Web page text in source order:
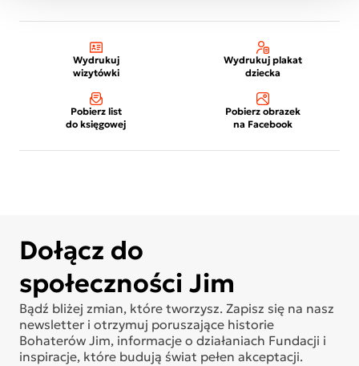
Wydrukuj
wizytówki
Wydrukuj plakat
dziecka
Pobierz list
do księgowej
Pobierz obrazek
na Facebook
Dołącz do
społeczności Jim
Bądź bliżej zmian, które tworzysz. Zapisz się na nasz
newsletter i otrzymuj poruszające historie
Bohaterów Jim, informacje o działaniach Fundacji i
inspiracje, które budują świat pełen akceptacji.